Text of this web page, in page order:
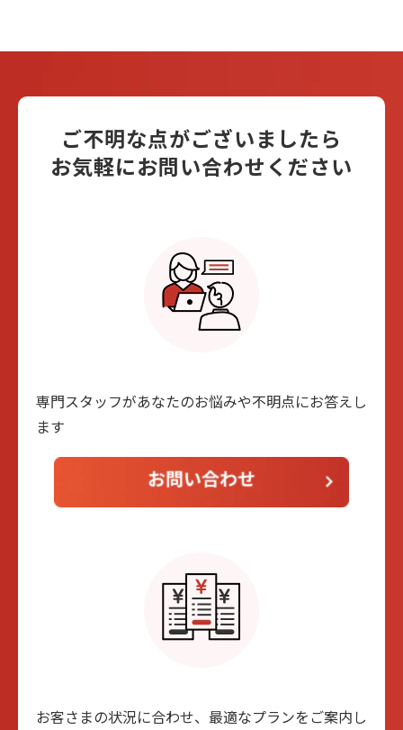
ご不明な点がございましたら
お気軽にお問い合わせください
専⾨スタッフがあなたのお悩みや不明点にお答えし
ます
お客さまの状況に合わせ、最適なプランをご案内し